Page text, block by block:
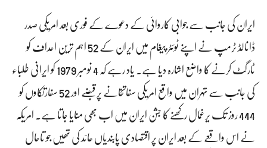
ایران کی جانب سے جوابی کاروائی کے دعوے کے فوری بعد امریکی صدر
ڈانالڈ ٹرمپ نے اپنے ٹوئٹر پیغام میں ایران کے 52 اہم ترین احداف کو
ٹارگٹ کرنے کا واضع اشارہ دیا ہے۔ یاد رہے کہ 4 نومبر 1979 کو ایرانی طلباء
کی جانب سے تہران میں واقع امریکی سفاتخانے پر قبضے اور 52 سفارتکاوں کو
444 روز تک یرغمال رکھنے کا جشن ایران میں اب بھی منایا جاتا ہے۔ امریکہ
نے اس واقعے کے بعد ایران پر اقتصادی پابندیاں عائد کی تھیں جو تاحال